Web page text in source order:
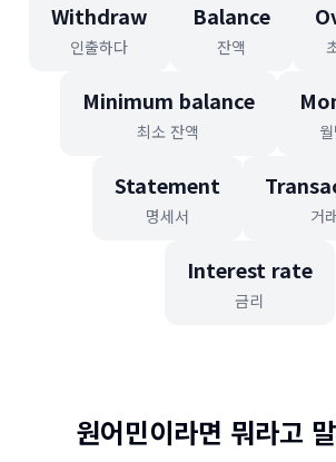
Withdraw
인출하다
Balance
잔액
Minimum balance
최소 잔액
Statement
명세서 거
Interest rate
금리
원어민이라면 뭐라고